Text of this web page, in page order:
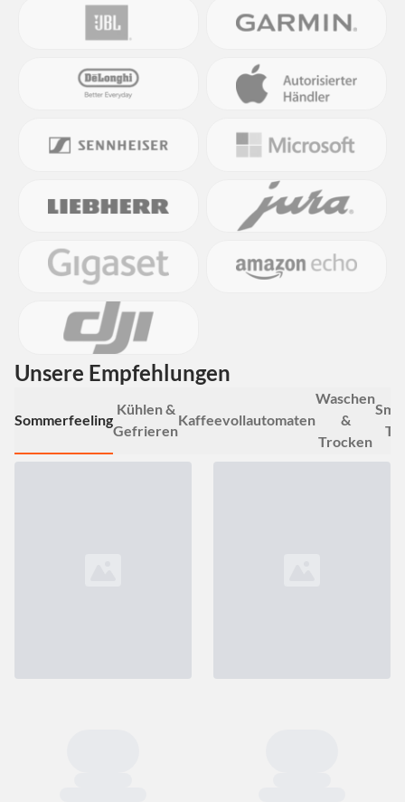
Unsere Empfehlungen
Sommerfeeling
Kühlen &
Gefrieren
Kaffeevollautomaten
Waschen
&
Trocken